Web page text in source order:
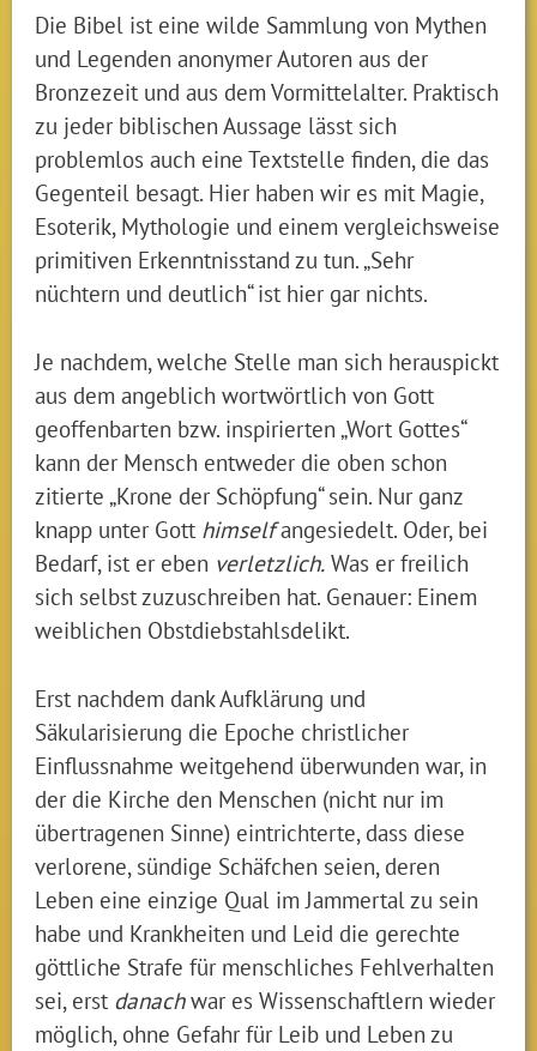
Die Bibel ist eine wilde Sammlung von Mythen
und Legenden anonymer Autoren aus der
Bronzezeit und aus dem Vormittelalter. Praktisch
zu jeder biblischen Aussage lässt sich
problemlos auch eine Textstelle finden, die das
Gegenteil besagt. Hier haben wir es mit Magie,
Esoterik, Mythologie und einem vergleichsweise
primitiven Erkenntnisstand zu tun. „Sehr
nüchtern und deutlich“ ist hier gar nichts.
Je nachdem, welche Stelle man sich herauspickt
aus dem angeblich wortwörtlich von Gott
geoffenbarten bzw. inspirierten „Wort Gottes“
kann der Mensch entweder die oben schon
zitierte „Krone der Schöpfung“ sein. Nur ganz
knapp unter Gott himselfangesiedelt. Oder, bei
Bedarf, ist er eben verletzlich. Was er freilich
sich selbst zuzuschreiben hat. Genauer: Einem
weiblichen Obstdiebstahlsdelikt.
Erst nachdem dank Aufklärung und
Säkularisierung die Epoche christlicher
Einflussnahme weitgehend überwunden war, in
der die Kirche den Menschen (nicht nur im
übertragenen Sinne) eintrichterte, dass diese
verlorene, sündige Schäfchen seien, deren
Leben eine einzige Qual im Jammertal zu sein
habe und Krankheiten und Leid die gerechte
göttliche Strafe für menschliches Fehlverhalten
sei, erst danachwar es Wissenschaftlern wieder
möglich, ohne Gefahr für Leib und Leben zu